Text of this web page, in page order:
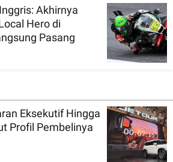
Akhirnya
Hero di
Pasang
Eksekutif Hingga
Profil Pembelinya